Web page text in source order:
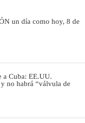
un día como hoy, 8 de
a Cuba: EE.UU.
no habrá “válvula de